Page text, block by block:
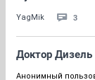
YagMik 3
Доктор Дизель
Анонимный